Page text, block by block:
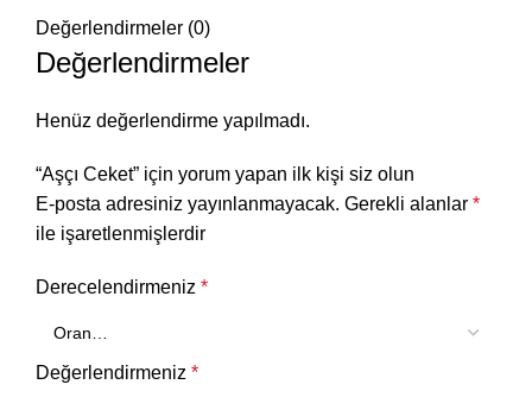
Değerlendirmeler (0)
Değerlendirmeler
Henüz değerlendirme yapılmadı.
“Aşçı Ceket” için yorum yapan ilk kişi siz olun
E-posta adresiniz yayınlanmayacak. Gerekli alanlar *
ile işaretlenmişlerdir
Derecelendirmeniz *
Değerlendirmeniz *